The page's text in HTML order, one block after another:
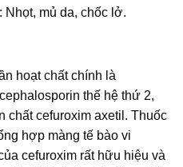
Nhọt, mủ da, chốc lở.
hoạt chất chính là
thế hệ thứ 2,
cefuroxim axetil. Thuốc
hợp màng tế bào vi
cefuroxim rất hữu hiệu và